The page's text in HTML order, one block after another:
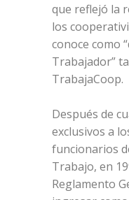
que reflejó la
los
conoce como
Trabajador”
TrabajaCoop.
Después de
exclusivos a
funcionarios
Trabajo, en
Reglamento